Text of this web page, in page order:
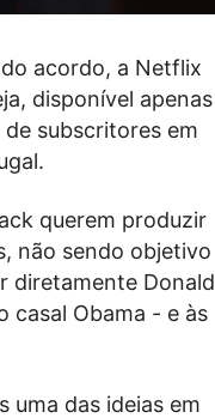
acordo, a Netflix
disponível apenas
subscritores em
querem produzir
não sendo objetivo
diretamente Donald
casal Obama - e às
uma das ideias em